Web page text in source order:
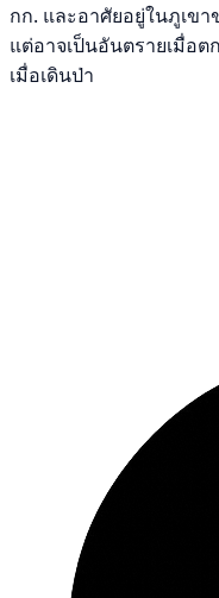
กก. และอาศัยอยู่ในภูเข
แต่อาจเป็นอันตรายเมื่อ
เมื่อเดินป่า